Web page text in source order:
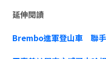
延伸閱讀
Brembo進軍登山車 聯